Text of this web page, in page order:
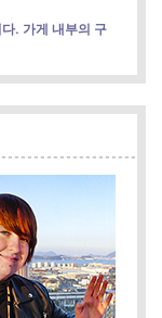
. 가게 내부의 구